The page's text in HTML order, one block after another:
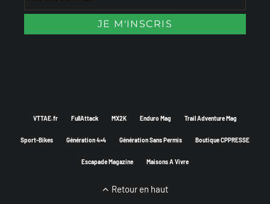
VTTAE.fr FullAttack MX2K Enduro Mag Trail Adventure Mag
Sport-Bikes Génération 4×4 Génération Sans Permis Boutique CPPRESSE
Escapade Magazine Maisons A Vivre
Retour en haut